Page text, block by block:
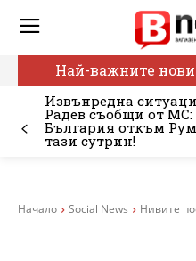
Най-важните
Извънредна
Радев съобщи от МС:
България откъм
тази сутрин!
Начало Social News Нивите